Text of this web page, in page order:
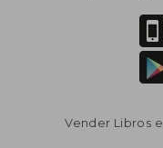
Vender Libros